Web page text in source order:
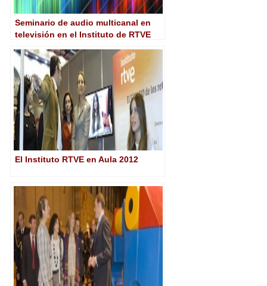
Seminario de audio multicanal en
televisión en el Instituto de RTVE
El Instituto RTVE en Aula 2012